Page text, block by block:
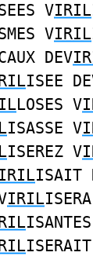
VIRIL
VIRIL
DEV
ISEE
LOSES V
ISASSE V
ISEREZ V
IRILISAIT
IRIL